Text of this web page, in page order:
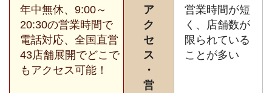
年中無休、9:00～
20:30の営業時間で
電話対応、全国直営
43店舗展開でどこで
もアクセス可能！
ア
ク
セ
ス
・
営
営業時間が短
く、店舗数が
限られている
ことが多い